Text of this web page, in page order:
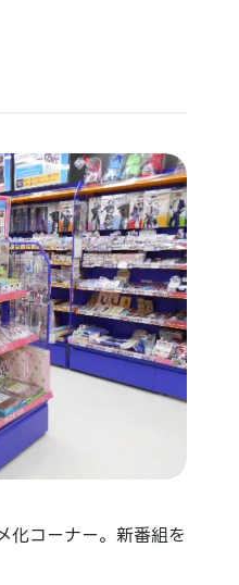
化コーナー。新番組を